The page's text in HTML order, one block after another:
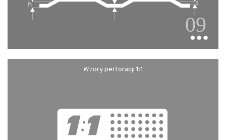
Wzory perforacji 1:1